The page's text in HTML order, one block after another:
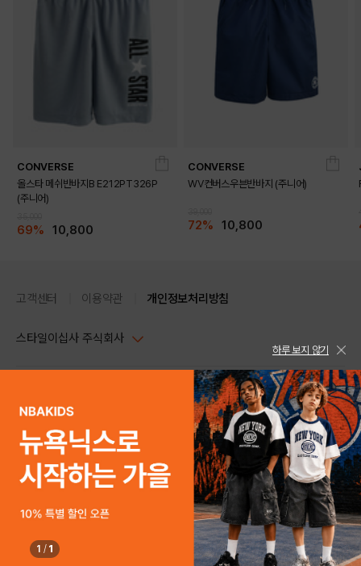
CONVERSE
올스타 메쉬반바지B E212PT326P
(주니어)
69% 10,800
CONVERSE
WV컨버스우븐반바지 (주니어)
72% 10,800
구매하기
고객센터 이용약관 개인정보처리방침
스타일이십사 주식회사
주소 : 서울시 강남구 논현로 633, 6층 (논현동, 한세엠케이빌딩)
사업자등록번호 : 116-81-32499
통신판매업신고번호 : 제 2024-서울강남-04239
호스팅 서비스 : 스타일이십사㈜
고객센터 1544-5336(평일 09:00~ 18:00 토/일/공휴일 휴무)
스타일24 고객센터 1544-5336
평일 09:00~ 18:00 (토/일/공휴일 휴무)
help Email : help@style24.com
COPYRIGHTⓒ2021 STYLE24 ALL RIGHTS RESERVED.
하루 보지 않기
1 / 1